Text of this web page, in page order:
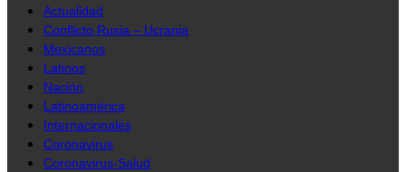
Actualidad
Conflicto Rusia – Ucrania
Mexicanos
Latinos
Nación
Latinoamérica
Internacionales
Coronavirus
Coronavirus-Salud